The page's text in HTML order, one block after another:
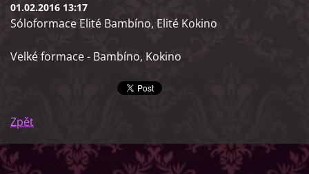
01.02.2016 13:17
Sóloformace Elité Bambíno, Elité Kokino
Velké formace - Bambíno, Kokino
Zpět